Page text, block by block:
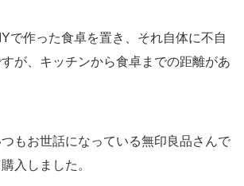
で作った食卓を置き、それ自体に不自
が、キッチンから食卓までの距離があ
もお世話になっている無印良品さんで
入しました。